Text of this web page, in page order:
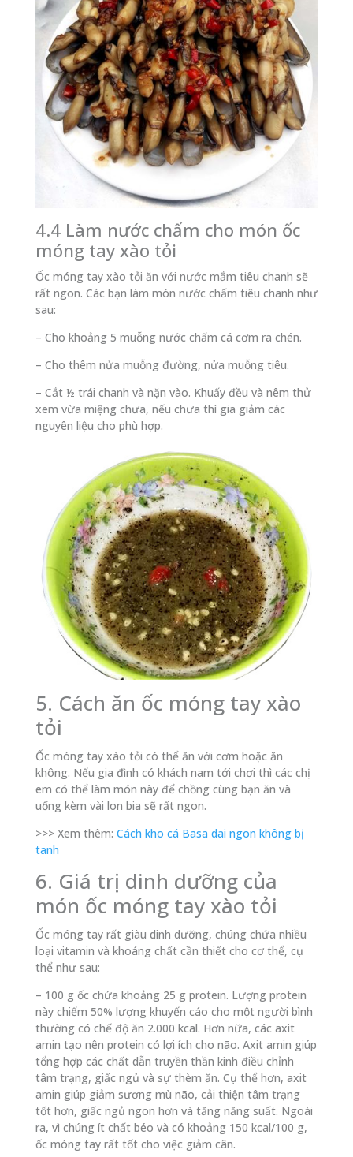
4.4 Làm nước chấm cho món ốc
móng tay xào tỏi
Ốc móng tay xào tỏi ăn với nước mắm tiêu chanh sẽ
rất ngon. Các bạn làm món nước chấm tiêu chanh như
sau:
– Cho khoảng 5 muỗng nước chấm cá cơm ra chén.
– Cho thêm nửa muỗng đường, nửa muỗng tiêu.
– Cắt ½ trái chanh và nặn vào. Khuấy đều và nêm thử
xem vừa miệng chưa, nếu chưa thì gia giảm các
nguyên liệu cho phù hợp.
5. Cách ăn ốc móng tay xào
tỏi
Ốc móng tay xào tỏi có thể ăn với cơm hoặc ăn
không. Nếu gia đình có khách nam tới chơi thì các chị
em có thể làm món này để chồng cùng bạn ăn và
uống kèm vài lon bia sẽ rất ngon.
>>> Xem thêm: Cách kho cá Basa dai ngon không bị
tanh
6. Giá trị dinh dưỡng của
món ốc móng tay xào tỏi
Ốc móng tay rất giàu dinh dưỡng, chúng chứa nhiều
loại vitamin và khoáng chất cần thiết cho cơ thể, cụ
thể như sau:
– 100 g ốc chứa khoảng 25 g protein. Lượng protein
này chiếm 50% lượng khuyến cáo cho một người bình
thường có chế độ ăn 2.000 kcal. Hơn nữa, các axit
amin tạo nên protein có lợi ích cho não. Axit amin giúp
tổng hợp các chất dẫn truyền thần kinh điều chỉnh
tâm trạng, giấc ngủ và sự thèm ăn. Cụ thể hơn, axit
amin giúp giảm sương mù não, cải thiện tâm trạng
tốt hơn, giấc ngủ ngon hơn và tăng năng suất. Ngoài
ra, vì chúng ít chất béo và có khoảng 150 kcal/100 g,
ốc móng tay rất tốt cho việc giảm cân.